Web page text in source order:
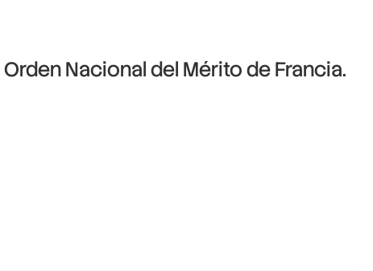
Nacional del Mérito de Francia.